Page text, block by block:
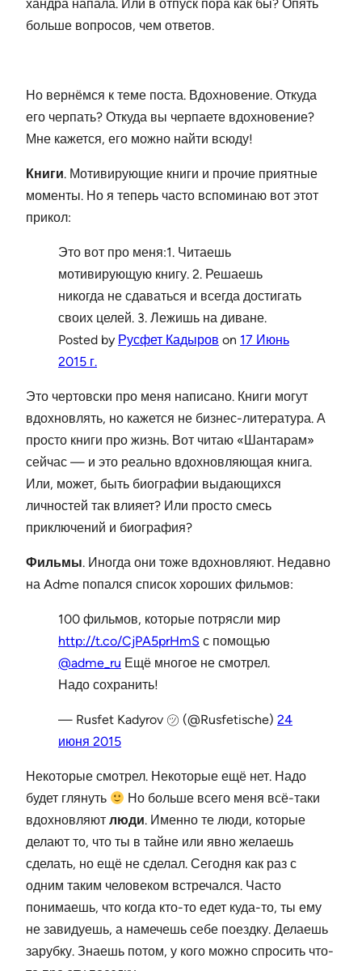
хандра напала. Или в отпуск пора как бы? Опять
больше вопросов, чем ответов.
Но вернёмся к теме поста. Вдохновение. Откуда
его черпать? Откуда вы черпаете вдохновение?
Мне кажется, его можно найти всюду!
Книги. Мотивирующие книги и прочие приятные
моменты. Но я теперь часто вспоминаю вот этот
прикол:
Это вот про меня:1. Читаешь
мотивирующую книгу. 2. Решаешь
никогда не сдаваться и всегда достигать
своих целей. 3. Лежишь на диване.
Posted by Русфет Кадыров on 17 Июнь
2015 г.
Это чертовски про меня написано. Книги могут
вдохновлять, но кажется не бизнес-литература. А
просто книги про жизнь. Вот читаю «Шантарам»
сейчас — и это реально вдохновляющая книга.
Или, может, быть биографии выдающихся
личностей так влияет? Или просто смесь
приключений и биография?
Фильмы. Иногда они тоже вдохновляют. Недавно
на Adme попался список хороших фильмов:
100 фильмов, которые потрясли мир
http://t.co/CjPA5prHmS с помощью
@adme_ru Ещё многое не смотрел.
Надо сохранить!
— Rusfet Kadyrov ㋡ (@Rusfetische) 24
июня 2015
Некоторые смотрел. Некоторые ещё нет. Надо
будет глянуть
Но больше всего меня всё-таки
вдохновляют люди. Именно те люди, которые
делают то, что ты в тайне или явно желаешь
сделать, но ещё не сделал. Сегодня как раз с
одним таким человеком встречался. Часто
понимаешь, что когда кто-то едет куда-то, ты ему
не завидуешь, а намечешь себе поездку. Делаешь
зарубку. Знаешь потом, у кого можно спросить что-